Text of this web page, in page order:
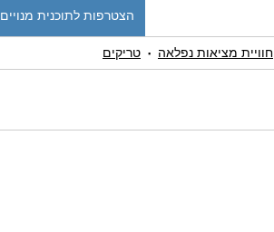
הצטרפות לתוכנית מנויים
חוויית מציאות נפלאה טריקים